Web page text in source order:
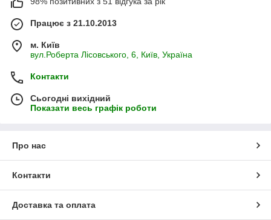
Працює з 21.10.2013
м. Київ
вул.Роберта Лісовського, 6, Київ, Україна
Контакти
Сьогодні вихідний
Показати весь графік роботи
Про нас
Контакти
Доставка та оплата